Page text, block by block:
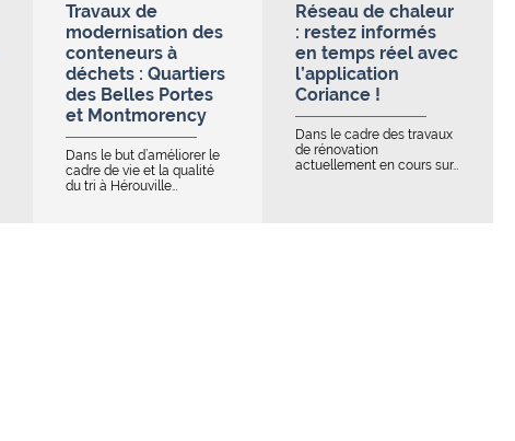
Travaux de
modernisation des
conteneurs à
déchets : Quartiers
des Belles Portes
et Montmorency
Dans le but d’améliorer le
cadre de vie et la qualité
du tri à Hérouville…
Réseau de chaleur
: restez informés
en temps réel avec
l’application
Coriance !
Dans le cadre des travaux
de rénovation
actuellement en cours sur…